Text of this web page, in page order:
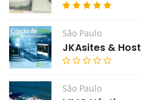
São Paulo
JKAsites & Host
São Paulo